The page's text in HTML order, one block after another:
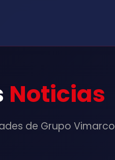
Noticias
de Grupo Vimarco